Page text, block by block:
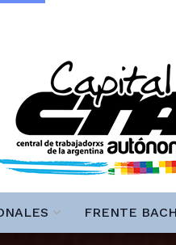
FRENTE